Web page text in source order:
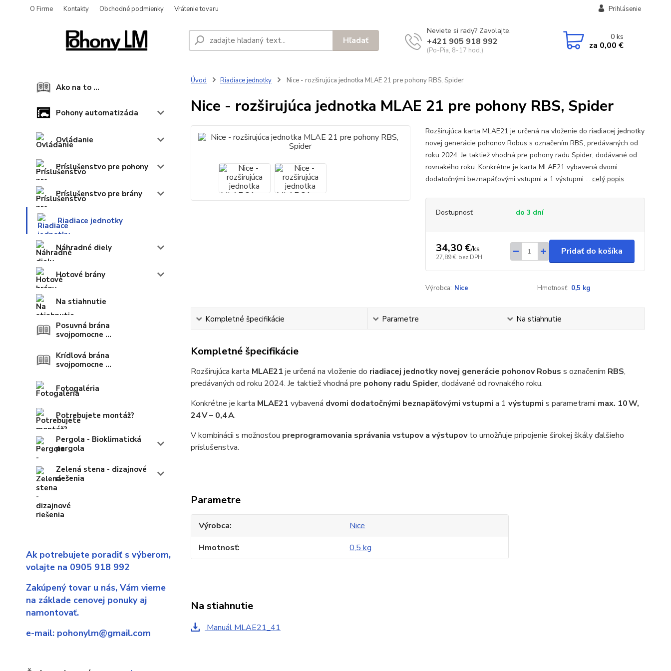
O Firme Kontakty Obchodné podmienky Vrátenie tovaru Prihlásenie
Hľadať
Neviete si rady? Zavolajte.
+421 905 918 992
(Po-Pia, 8-17 hod.)
0ks
za 0,00 €
Ako na to ...
Pohony automatizácia
Ovládanie
Príslušenstvo pre pohony
Príslušenstvo pre brány
Riadiace jednotky
Náhradné diely
Hotové brány
Na stiahnutie
Posuvná brána
svojpomocne ...
Krídlová brána
svojpomocne ...
Fotogaléria
Potrebujete montáž?
Pergola - Bioklimatická
pergola
Zelená stena - dizajnové
riešenia
Ak potrebujete poradiť s výberom,
volajte na 0905 918 992
Zakúpený tovar u nás, Vám vieme
na základe cenovej ponuky aj
namontovať.
e-mail: pohonylm@gmail.com
Úvod Riadiace jednotky Nice - rozširujúca jednotka MLAE 21 pre pohony RBS, Spider
Nice - rozširujúca jednotka MLAE 21 pre pohony RBS, Spider
Rozširujúca karta MLAE21 je určená na vloženie do riadiacej jednotky
novej generácie pohonov Robus s označením RBS, predávaných od
roku 2024. Je taktiež vhodná pre pohony radu Spider, dodávané od
rovnakého roku. Konkrétne je karta MLAE21 vybavená dvomi
dodatočnými beznapäťovými vstupmi a 1 výstupmi ... celý popis
Dostupnosť do 3 dní
34,30 €/ks
27,89 € bez DPH
Pridať do košíka
Výrobca: Nice Hmotnosť: 0,5 kg
Kompletné špecifikácie Parametre Na stiahnutie
Kompletné špecifikácie
Rozširujúca karta MLAE21 je určená na vloženie do riadiacej jednotky novej generácie pohonov Robus s označením RBS,
predávaných od roku 2024. Je taktiež vhodná pre pohony radu Spider, dodávané od rovnakého roku.
Konkrétne je karta MLAE21 vybavená dvomi dodatočnými beznapäťovými vstupmi a 1 výstupmi s parametrami max. 10 W,
24 V – 0,4 A.
V kombinácii s možnosťou preprogramovania správania vstupov a výstupovto umožňuje pripojenie širokej škály ďalšieho
príslušenstva.
Parametre
Výrobca
Nice
Hmotnosť
0,5 kg
Na stiahnutie
Manuál MLAE21_41